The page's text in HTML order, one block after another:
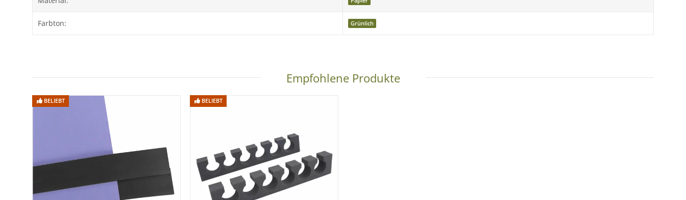
Sonderanfertigung gemäß § 312g Abs. 2 Nr. 1 BGB.
Technische Daten
Material:
Hochwertiger Karton (145 g/m²)
ca. 4,5 kg
Pappkern-Innendurchmesser:
ca. 54 mm
Matt, reflexarm
Farbe:
Farbton: Grünlich
Empfohlene Produkte
BELIEBT BELIEBT